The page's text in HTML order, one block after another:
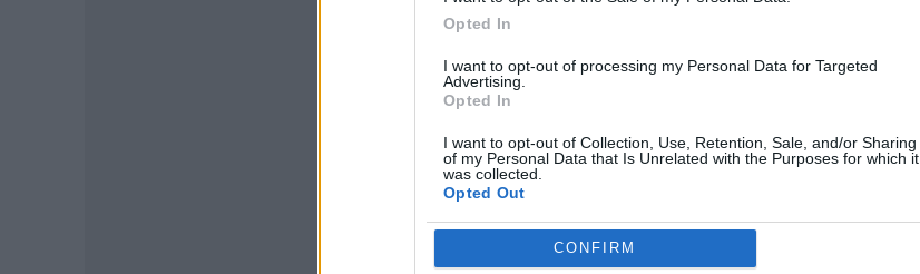
Opted In
I want to opt-out of processing my Personal Data for Targeted
Advertising.
Opted In
I want to opt-out of Collection, Use, Retention, Sale, and/or Sharing
of my Personal Data that Is Unrelated with the Purposes for which it
was collected.
Opted Out
CONFIRM